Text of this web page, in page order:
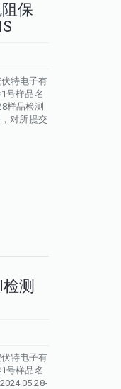
保
特电子有
号样品名
样品检测
对所提交
测
特电子有
号样品名